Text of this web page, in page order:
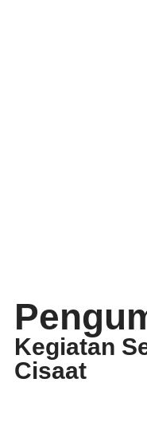
Kegiatan
Cisaat